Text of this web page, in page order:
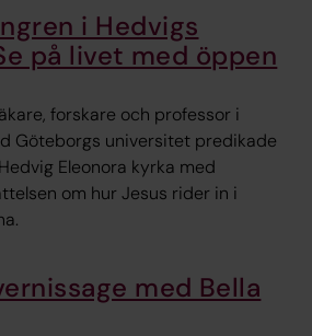
i Hedvigs
på livet med öppen
forskare och professor i
Göteborgs universitet predikade
Eleonora kyrka med
om hur Jesus rider in i
med Bella